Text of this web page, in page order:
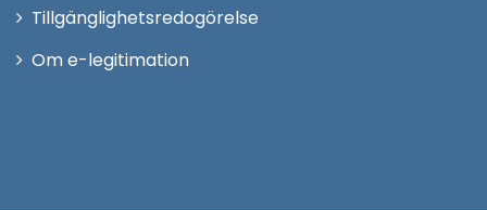
Tillgänglighetsredogörelse
Om e-legitimation